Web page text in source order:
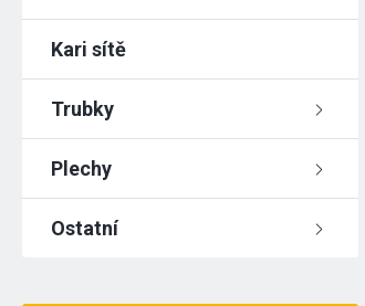
Kari sítě
Trubky
Plechy
Ostatní